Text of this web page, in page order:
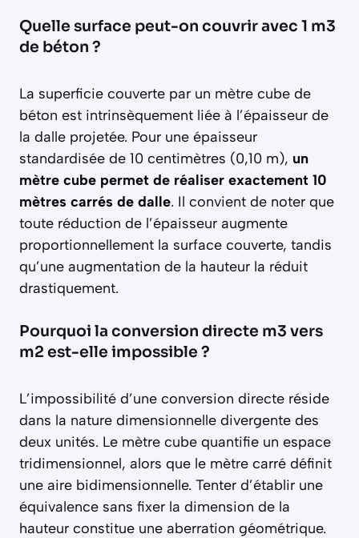
Quelle surface peut-on couvrir avec 1 m3
de béton ?
La superficie couverte par un mètre cube de
béton est intrinsèquement liée à l’épaisseur de
la dalle projetée. Pour une épaisseur
standardisée de 10 centimètres (0,10 m), un
mètre cube permet de réaliser exactement 10
mètres carrés de dalle. Il convient de noter que
toute réduction de l’épaisseur augmente
proportionnellement la surface couverte, tandis
qu’une augmentation de la hauteur la réduit
drastiquement.
Pourquoi la conversion directe m3 vers
m2 est-elle impossible ?
L’impossibilité d’une conversion directe réside
dans la nature dimensionnelle divergente des
deux unités. Le mètre cube quantifie un espace
tridimensionnel, alors que le mètre carré définit
une aire bidimensionnelle. Tenter d’établir une
équivalence sans fixer la dimension de la
hauteur constitue une aberration géométrique.